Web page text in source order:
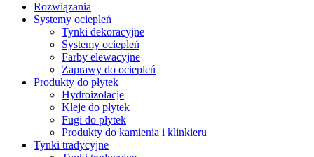
Rozwiązania
Systemy ociepleń
Tynki dekoracyjne
Systemy ociepleń
Farby elewacyjne
Zaprawy do ociepleń
Produkty do płytek
Hydroizolacje
Kleje do płytek
Fugi do płytek
Produkty do kamienia i klinkieru
Tynki tradycyjne